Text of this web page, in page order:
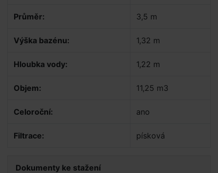
Průměr: 3,5 m
Výška bazénu: 1,32 m
Hloubka vody: 1,22 m
Objem: 11,25 m3
Celoroční: ano
Filtrace: písková
Dokumenty ke stažení